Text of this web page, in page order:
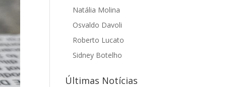
Natália Molina
Osvaldo Davoli
Roberto Lucato
Sidney Botelho
Últimas Notícias